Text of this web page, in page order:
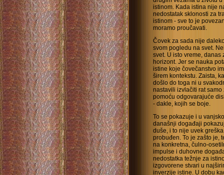
istinom. Kada istina nije
nedostatak sklonosti za
istinom - sve to je
moramo proučavati.
Čovek za sada nije
svom pogledu na svet.
svet. U isto vreme,
horizont. Jer se nauka
istine koje čovečanstvo
širem kontekstu. Zaista,
došlo do toga ni u
nastavili izvlačiti rat
pomoću odgovarajuće
- dakle, kojih se boje.
To se pokazuje i u
današnji događaji
duše, i to nije uvek
probuđen. To je zašto je,
na konkretna, čulno-
impulse i duhovne
nedostatka težnje za
izgovorene stvari u
inverzije istine. U dobu